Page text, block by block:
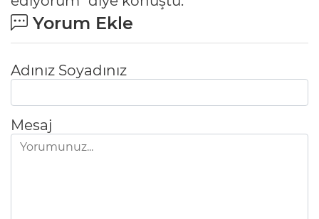
Yorum Ekle
Adınız Soyadınız
Mesaj